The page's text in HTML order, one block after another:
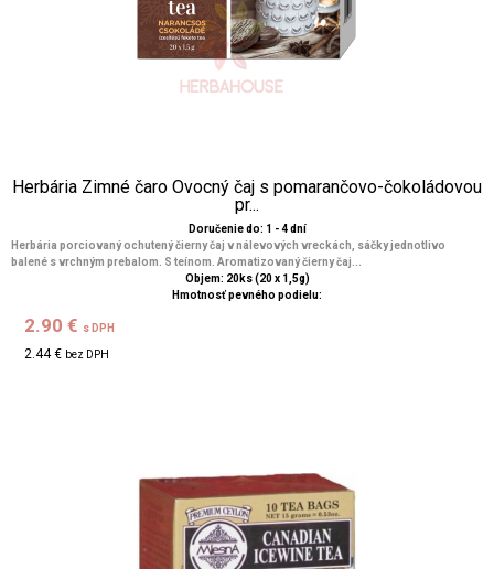
Herbária Zimné čaro Ovocný čaj s pomarančovo-čokoládovou
pr...
Doručenie do: 1 - 4 dní
Herbária porciovaný ochutený čierny čaj v nálevových vreckách, sáčky jednotlivo
balené s vrchným prebalom. S teínom. Aromatizovaný čierny čaj...
Objem: 20ks (20 x 1,5g)
Hmotnosť pevného podielu:
2.90 € s DPH
2.44 € bez DPH